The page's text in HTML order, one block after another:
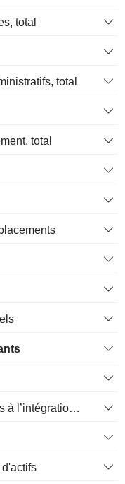
total
total
total
Charges de restructuration liées à l’intégration d’une nouvelle activité (Fusions, Acquisitions)